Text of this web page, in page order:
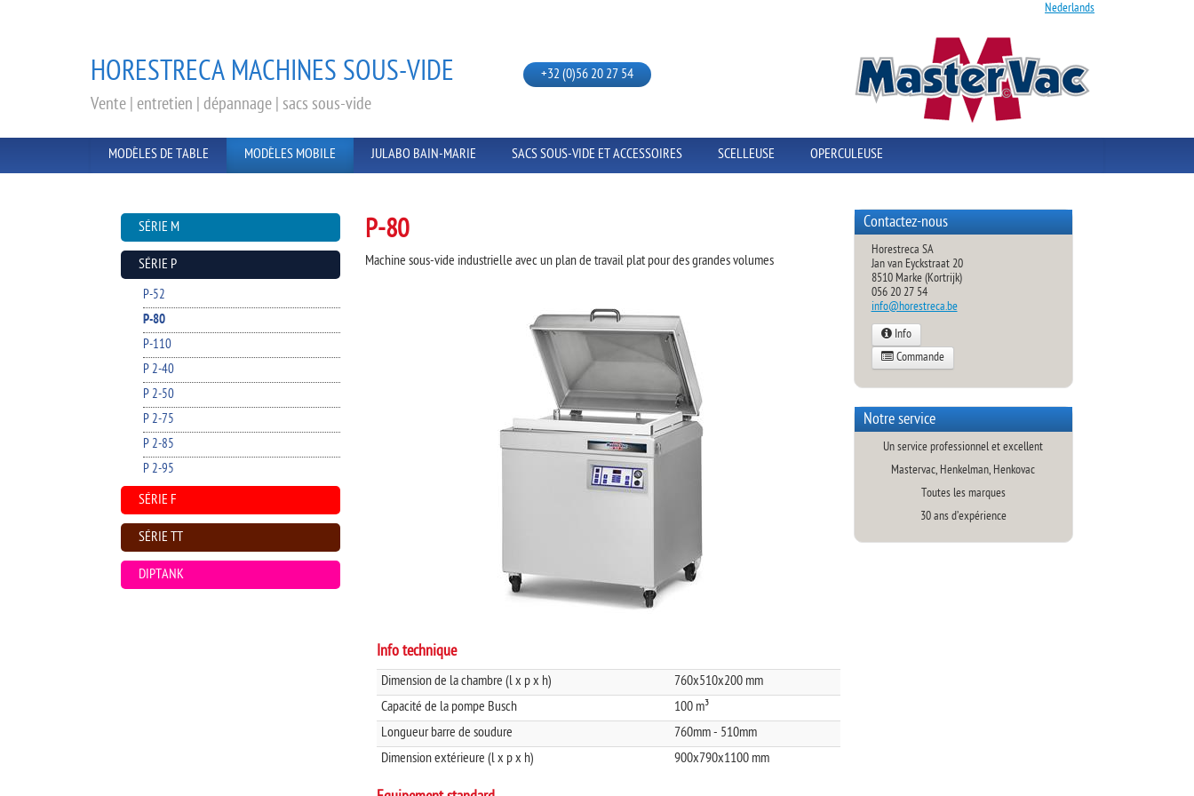
Nederlands
HORESTRECA MACHINES SOUS-VIDE
Vente | entretien | dépannage | sacs sous-vide
+32 (0)56 20 27 54
MODÈLES DE TABLE MODÈLES MOBILE JULABO BAIN-MARIE SACS SOUS-VIDE ET ACCESSOIRES SCELLEUSE OPERCULEUSE
SÉRIE M
SÉRIE P
P-52
P-80
P-110
P 2-40
P 2-50
P 2-75
P 2-85
P 2-95
SÉRIE F
SÉRIE TT
DIPTANK
P-80
Machine sous-vide industrielle avec un plan de travail plat pour des grandes volumes
Info technique
Dimension de la chambre (l x p x h)
760x510x200 mm
Capacité de la pompe Busch
100 m³
Longueur barre de soudure
760mm - 510mm
Dimension extérieure (l x p x h)
900x790x1100 mm
Contactez-nous
Horestreca SA
Jan van Eyckstraat 20
8510 Marke (Kortrijk)
056 20 27 54
info@horestreca.be
Info
Commande
Notre service
Un service professionnel et excellent
Mastervac, Henkelman, Henkovac
Toutes les marques
30 ans d’expérience